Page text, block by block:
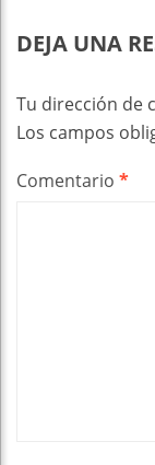
DEJA UNA
Tu dirección de
Los campos
Comentario *